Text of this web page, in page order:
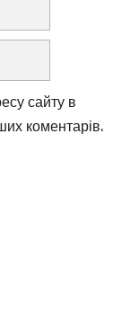
сайту в
коментарів.